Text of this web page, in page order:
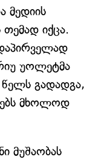
მედიის
იქცა.
უოლეტმა
გადადგა,
მხოლოდ
მუშაობას